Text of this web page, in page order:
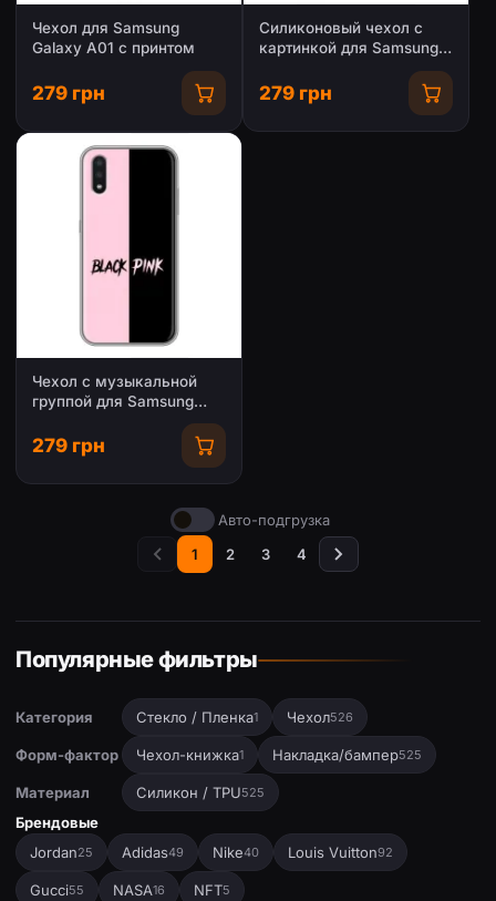
Чехол для Samsung
Galaxy A01 с принтом
279 грн
Силиконовый чехол с
картинкой для Samsung
279 грн
Чехол с музыкальной
группой для Samsung
279 грн
Авто-подгрузка
1
2 3 4
Популярные фильтры
Категория Стекло / Пленка1 Чехол526
Форм-фактор Чехол-книжка1 Накладка/бампер525
Материал Силикон / TPU525
Брендовые
Jordan25 Adidas49 Nike40 Louis Vuitton92
Gucci55 NASA16 NFT5